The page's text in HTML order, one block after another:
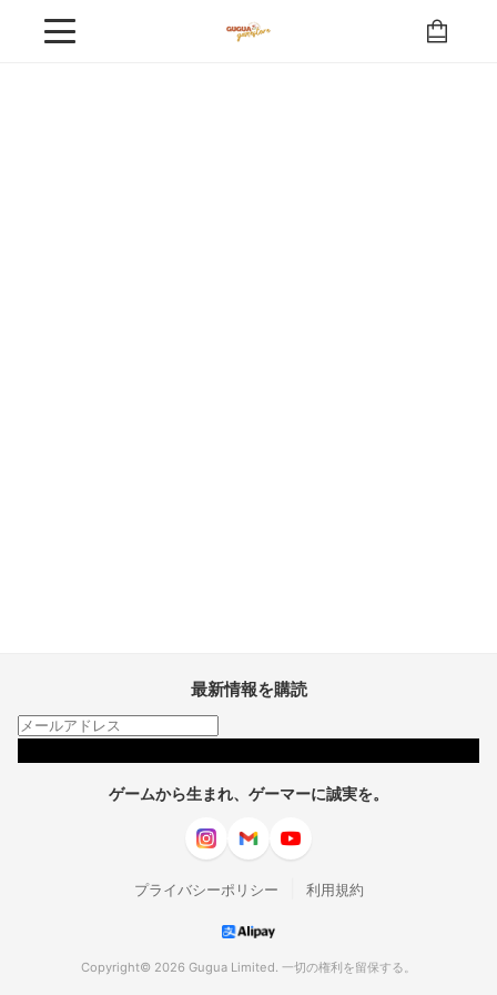
ゲームから生まれ、ゲーマーに誠実を。
プライバシーポリシー 利用規約
Copyright© 2026 Gugua Limited. 一切の権利を留保する。
最新情報を購読